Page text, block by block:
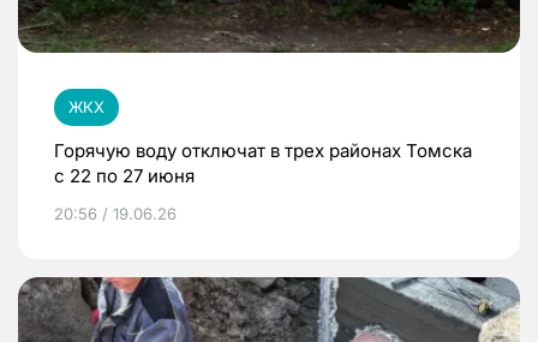
ЖКХ
Горячую воду отключат в трех районах Томска
с 22 по 27 июня
20:56 / 19.06.26